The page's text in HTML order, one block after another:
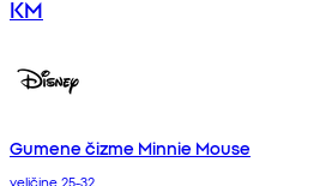
KM
Gumene čizme Minnie Mouse
veličine 25-32